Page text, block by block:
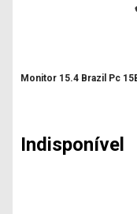
Monitor 15.4 Brazil Pc
Indisponível